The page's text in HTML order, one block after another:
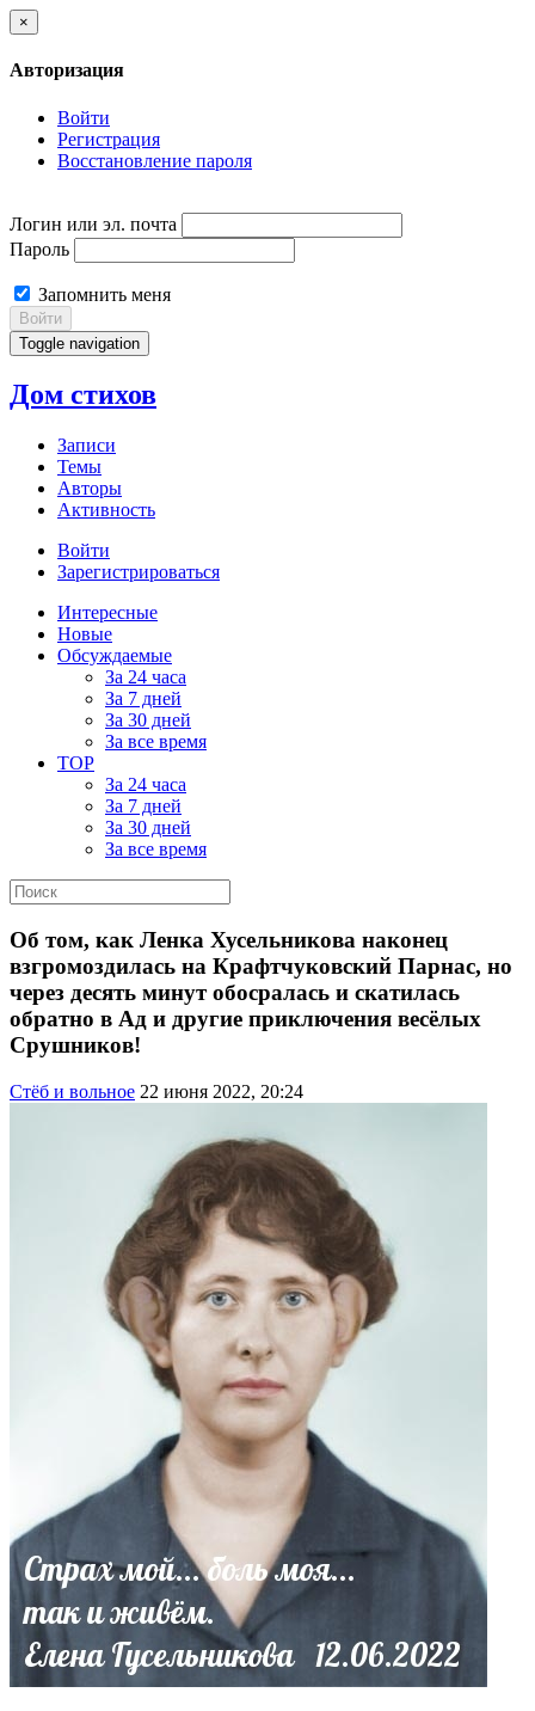
×
Авторизация
Войти
Регистрация
Восстановление пароля
Логин или эл. почта
Пароль
Запомнить меня
Войти
Toggle navigation
Дом стихов
Записи
Темы
Авторы
Активность
Войти
Зарегистрироваться
Интересные
Новые
Обсуждаемые
За 24 часа
За 7 дней
За 30 дней
За все время
TOP
За 24 часа
За 7 дней
За 30 дней
За все время
Об том, как Ленка Хусельникова наконец
взгромоздилась на Крафтчуковский Парнас, но
через десять минут обосралась и скатилась
обратно в Ад и другие приключения весёлых
Срушников!
Стёб и вольное 22 июня 2022, 20:24